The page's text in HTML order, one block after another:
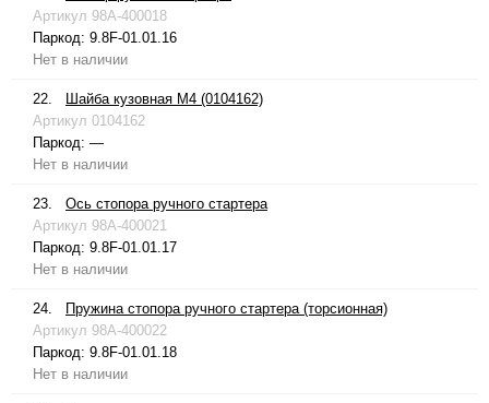
Артикул 98A-400018
Паркод: 9.8F-01.01.16
Нет в наличии
22.
Шайба кузовная М4 (0104162)
Артикул 0104162
Паркод: —
Нет в наличии
23.
Ось стопора ручного стартера
Артикул 98A-400021
Паркод: 9.8F-01.01.17
Нет в наличии
24.
Пружина стопора ручного стартера (торсионная)
Артикул 98A-400022
Паркод: 9.8F-01.01.18
Нет в наличии